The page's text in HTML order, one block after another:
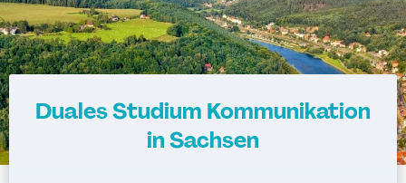
Duales Studium Kommunikation
in Sachsen